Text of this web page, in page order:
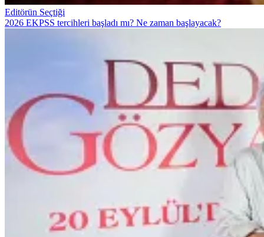
Editörün Seçtiği
2026 EKPSS tercihleri başladı mı? Ne zaman başlayacak?